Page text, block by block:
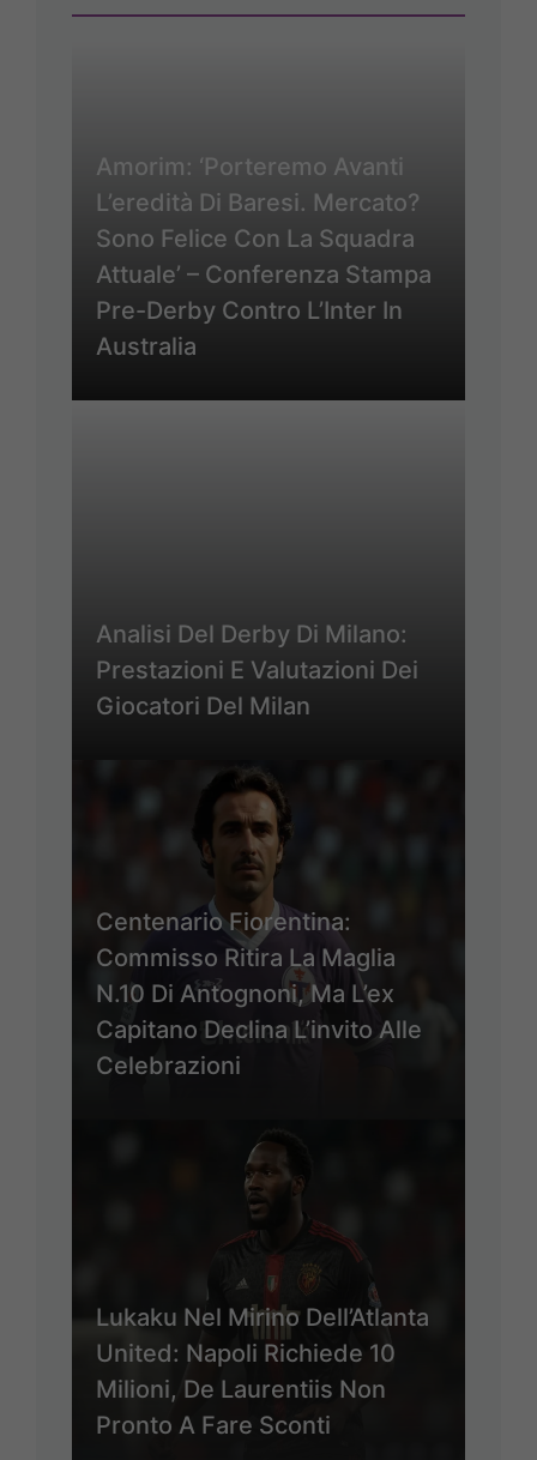
Amorim: ‘Porteremo Avanti
L’eredità Di Baresi. Mercato?
Sono Felice Con La Squadra
Attuale’ – Conferenza Stampa
Pre-Derby Contro L’Inter In
Australia
Analisi Del Derby Di Milano:
Prestazioni E Valutazioni Dei
Giocatori Del Milan
Centenario Fiorentina:
Commisso Ritira La Maglia
N.10 Di Antognoni, Ma L’ex
Capitano Declina L’invito Alle
Celebrazioni
Lukaku Nel Mirino Dell’Atlanta
United: Napoli Richiede 10
Milioni, De Laurentiis Non
Pronto A Fare Sconti